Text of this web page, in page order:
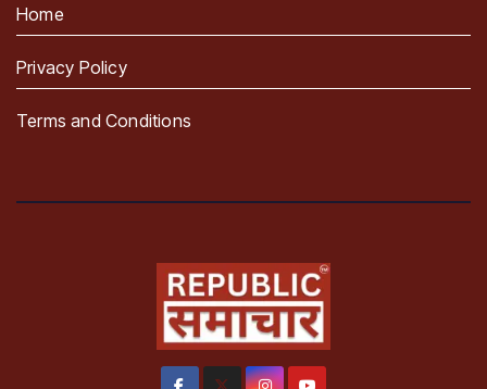
Home
Privacy Policy
Terms and Conditions